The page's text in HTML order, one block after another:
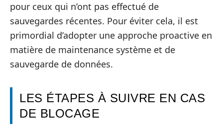
pour ceux qui n’ont pas effectué de
sauvegardes récentes. Pour éviter cela, il est
primordial d’adopter une approche proactive en
matière de maintenance système et de
sauvegarde de données.
LES ÉTAPES À SUIVRE EN CAS
DE BLOCAGE